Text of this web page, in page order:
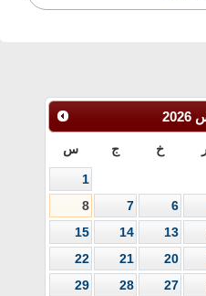
2026
خ ج س
1
6
7
8
13
14
15
20
21
22
27
28
29